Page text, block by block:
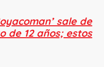
sale de
de 12 años; estos